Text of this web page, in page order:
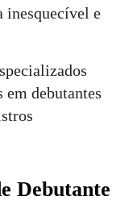
inesquecível e
debutantes
Debutante